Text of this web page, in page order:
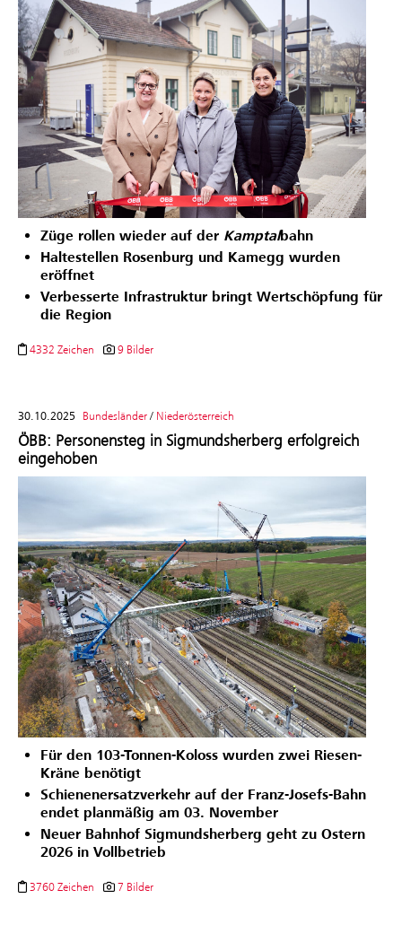
Züge rollen wieder auf der Kamptalbahn
Haltestellen Rosenburg und Kamegg wurden
eröffnet
Verbesserte Infrastruktur bringt Wertschöpfung für
die Region
4332 Zeichen 9 Bilder
30.10.2025 Bundesländer / Niederösterreich
ÖBB: Personensteg in Sigmundsherberg erfolgreich
eingehoben
Für den 103-Tonnen-Koloss wurden zwei Riesen-
Kräne benötigt
Schienenersatzverkehr auf der Franz-Josefs-Bahn
endet planmäßig am 03. November
Neuer Bahnhof Sigmundsherberg geht zu Ostern
2026 in Vollbetrieb
3760 Zeichen 7 Bilder